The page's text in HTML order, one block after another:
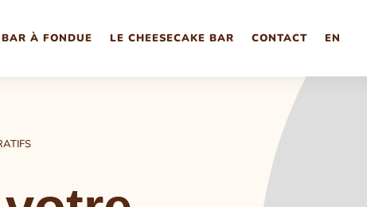
BAR À FONDUE LE CHEESECAKE BAR CONTACT EN